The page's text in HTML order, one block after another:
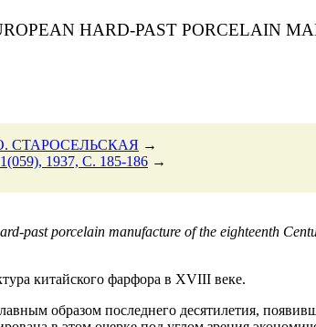
HARD-PAST PORCELAIN
СТАРОСЕЛЬСКАЯ →
1937, C. 185-186 →
past porcelain manufacture of the eighteenth
китайского фарфора в XVIII веке.
образом последнего десятилетия,